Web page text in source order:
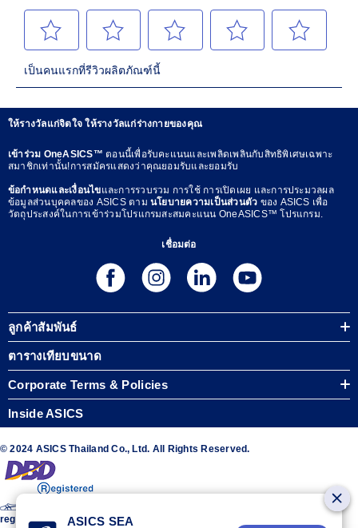
ให้รางวัลแก่จิตใจ ให้รางวัลแก่ร่างกายของคุณ
เข้าร่วม OneASICS™ตอนนี้เพื่อรับคะแนนและเพลิดเพลินกับสิทธิพิเศษเฉพาะ
สมาชิกเท่านั้น!การสมัครแสดงว่าคุณยอมรับและยอมรับ
ข้อกำหนดและเงื่อนไขและการรวบรวม การใช้ การเปิดเผย และการประมวลผล
ข้อมูลส่วนบุคคลของ ASICS ตาม นโยบายความเป็นส่วนตัว ของ ASICS เพื่อ
วัตถุประสงค์ในการเข้าร่วมโปรแกรมสะสมคะแนน OneASICS™ โปรแกรม.
เชื่อมต่อ
ลูกค้าสัมพันธ์
ตารางเทียบขนาด
Corporate Terms & Policies
Inside ASICS
© 2024 ASICS Thailand Co., Ltd. All Rights Reserved.
The stripe design featured on the sides of the ASICS® shoes is a
registered trademark of ASICS Corporation
ASICS SEA